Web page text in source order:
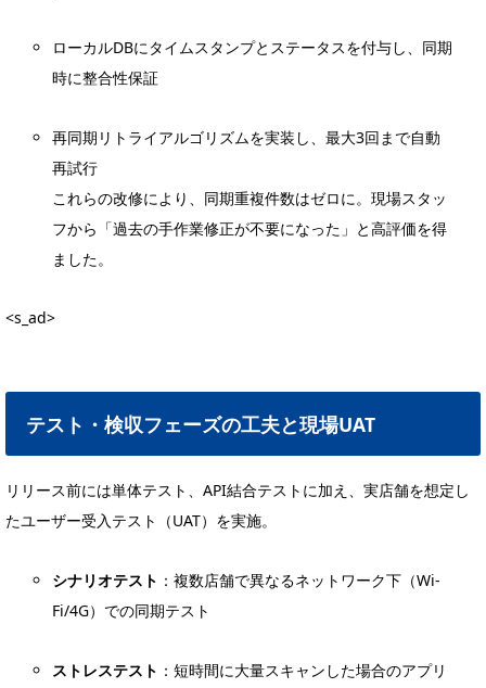
ローカルDBにタイムスタンプとステータスを付与し、同期
時に整合性保証
再同期リトライアルゴリズムを実装し、最大3回まで自動
再試行
これらの改修により、同期重複件数はゼロに。現場スタッ
フから「過去の手作業修正が不要になった」と高評価を得
ました。
<s_ad>
テスト・検収フェーズの工夫と現場UAT
リリース前には単体テスト、API結合テストに加え、実店舗を想定し
たユーザー受入テスト（UAT）を実施。
シナリオテスト ：複数店舗で異なるネットワーク下（Wi-
Fi/4G）での同期テスト
ストレステスト ：短時間に大量スキャンした場合のアプリ